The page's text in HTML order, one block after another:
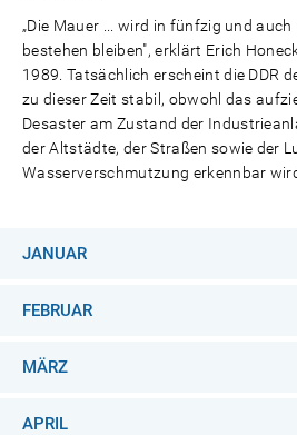
„Die Mauer ... wird in fünfzig und
bestehen bleiben", erklärt Erich
1989. Tatsächlich erscheint die DDR
zu dieser Zeit stabil, obwohl das
Desaster am Zustand der
der Altstädte, der Straßen sowie der
Wasserverschmutzung erkennbar
JANUAR
FEBRUAR
MÄRZ
APRIL